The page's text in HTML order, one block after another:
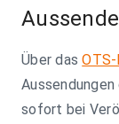
Über das
sofort bei